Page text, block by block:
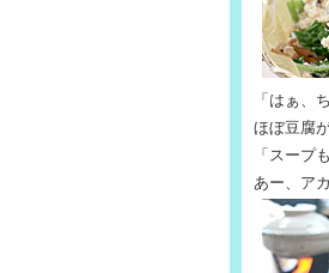
「はぁ、
ほぼ豆腐
「スープ
あー、ア